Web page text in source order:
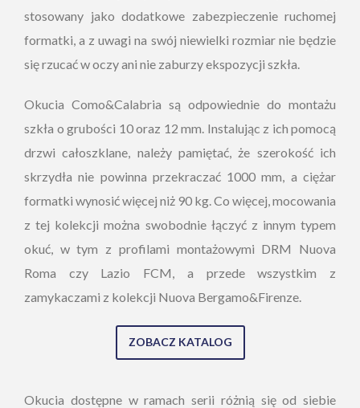
stosowany jako dodatkowe zabezpieczenie ruchomej
formatki, a z uwagi na swój niewielki rozmiar nie będzie
się rzucać w oczy ani nie zaburzy ekspozycji szkła.
Okucia Como&Calabria są odpowiednie do montażu
szkła o grubości 10 oraz 12 mm. Instalując z ich pomocą
drzwi całoszklane, należy pamiętać, że szerokość ich
skrzydła nie powinna przekraczać 1000 mm, a ciężar
formatki wynosić więcej niż 90 kg. Co więcej, mocowania
z tej kolekcji można swobodnie łączyć z innym typem
okuć, w tym z profilami montażowymi DRM Nuova
Roma czy Lazio FCM, a przede wszystkim z
zamykaczami z kolekcji Nuova Bergamo&Firenze.
ZOBACZ KATALOG
Okucia dostępne w ramach serii różnią się od siebie